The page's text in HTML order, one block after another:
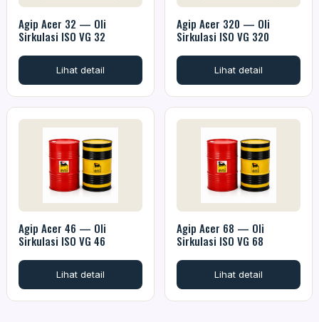
Agip Acer 32 — Oli
Sirkulasi ISO VG 32
Lihat detail
Agip Acer 320 — Oli
Sirkulasi ISO VG 320
Lihat detail
Agip Acer 46 — Oli
Sirkulasi ISO VG 46
Lihat detail
Agip Acer 68 — Oli
Sirkulasi ISO VG 68
Lihat detail